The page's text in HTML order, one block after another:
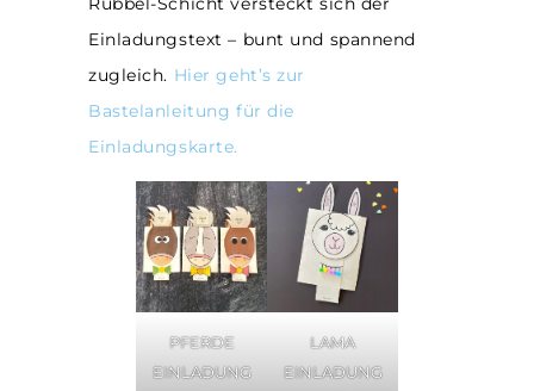
Einladungstext – bunt und spannend
zugleich. Hier geht’s zur
Bastelanleitung für die
Einladungskarte.
PFERDE
EINLADUNG
LAMA
EINLADUNG